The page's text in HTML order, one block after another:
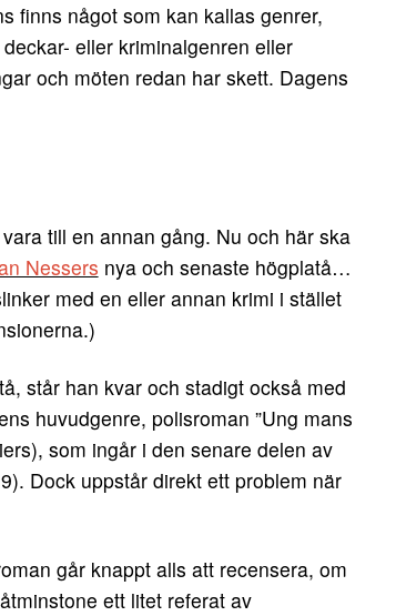
finns något som kan kallas genrer,
eller kriminalgenren eller
och möten redan har skett. Dagens
till en annan gång. Nu och här ska
Nessers nya och senaste högplatå…
med en eller annan krimi i stället
står han kvar och stadigt också med
huvudgenre, polisroman ”Ung mans
som ingår i den senare delen av
Dock uppstår direkt ett problem när
går knappt alls att recensera, om
ett litet referat av